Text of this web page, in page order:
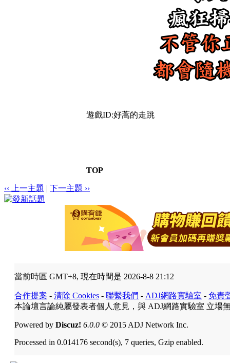
遊戲ID:好蒿的走跳
TOP
‹‹ 上一主題 | 下一主題 ››
當前時區 GMT+8, 現在時間是 2026-8-8 21:12
合作提案 - 清除 Cookies - 聯繫我們 - ADJ網路實驗室 - 免責
本論壇言論純屬發表者個人意見，與 ADJ網路實驗室 立場
Powered by Discuz! 6.0.0 © 2015 ADJ Network Inc.
Processed in 0.014176 second(s), 7 queries, Gzip enabled.